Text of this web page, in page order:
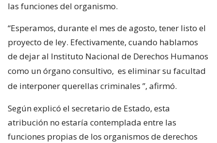
las funciones del organismo.
“Esperamos, durante el mes de agosto, tener listo el
proyecto de ley. Efectivamente, cuando hablamos
de dejar al Instituto Nacional de Derechos Humanos
como un órgano consultivo, es eliminar su facultad
de interponer querellas criminales ”, afirmó.
Según explicó el secretario de Estado, esta
atribución no estaría contemplada entre las
funciones propias de los organismos de derechos